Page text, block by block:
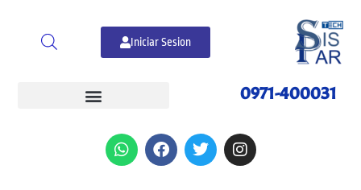
contenido
Iniciar Sesion
0971-400031
W
h
F
a
T
w
I
n